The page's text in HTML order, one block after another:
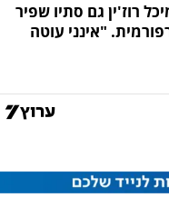
רוז'ין גם סתיו שפיר
"אינני עוטה